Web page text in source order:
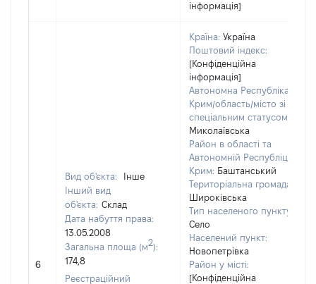
інформація]
6
Вид об'єкта:
Інше
Інший вид
об'єкта: Склад
Дата набуття права:
13.05.2008
Загальна площа (м2):
174,8
Реєстраційний
Країна: Україна
Поштовий індекс:
[Конфіденційна
інформація]
Автономна Республіка
Крим/область/місто зі
спеціальним статусом:
Миколаївська
Район в області та
Автономній Республіці
Крим: Баштанський
Територіальна громада:
Широківська
Тип населеного пункту:
Село
Населений пункт:
Новопетрівка
Район у місті:
[Конфіденційна